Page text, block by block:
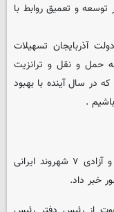
توسعه و تعمیق روابط با
آذربایجان تسهیلات
حمل و نقل و ترانزیت
در سال آینده با بهبود
.
معاون نخست وزیر آذربایجان همچنین از عفو و آزادی ۷ شهروند ایرانی
خبر داد.